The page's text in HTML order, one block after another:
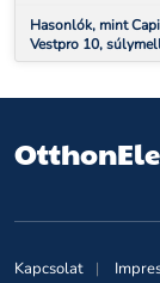
Hasonlók, mint
Vestpro 10,
súllyal, összesen
Kapcsolat